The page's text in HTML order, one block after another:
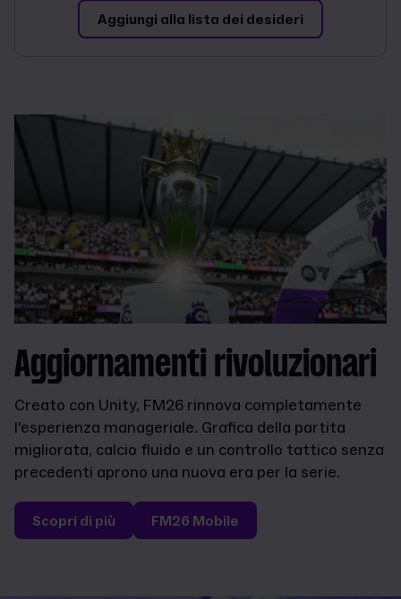
Aggiungi alla lista dei desideri
Aggiornamenti rivoluzionari
Creato con Unity, FM26 rinnova completamente
l'esperienza manageriale. Grafica della partita
migliorata, calcio fluido e un controllo tattico senza
precedenti aprono una nuova era per la serie.
Scopri di più FM26 Mobile